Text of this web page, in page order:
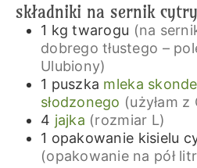
składniki na sernik
1 kg twarogu (na
dobrego tłustego –
Ulubiony)
1 puszka mleka
słodzonego (użyłam z
4 jajka (rozmiar L)
1 opakowanie kisielu
(opakowanie na pół